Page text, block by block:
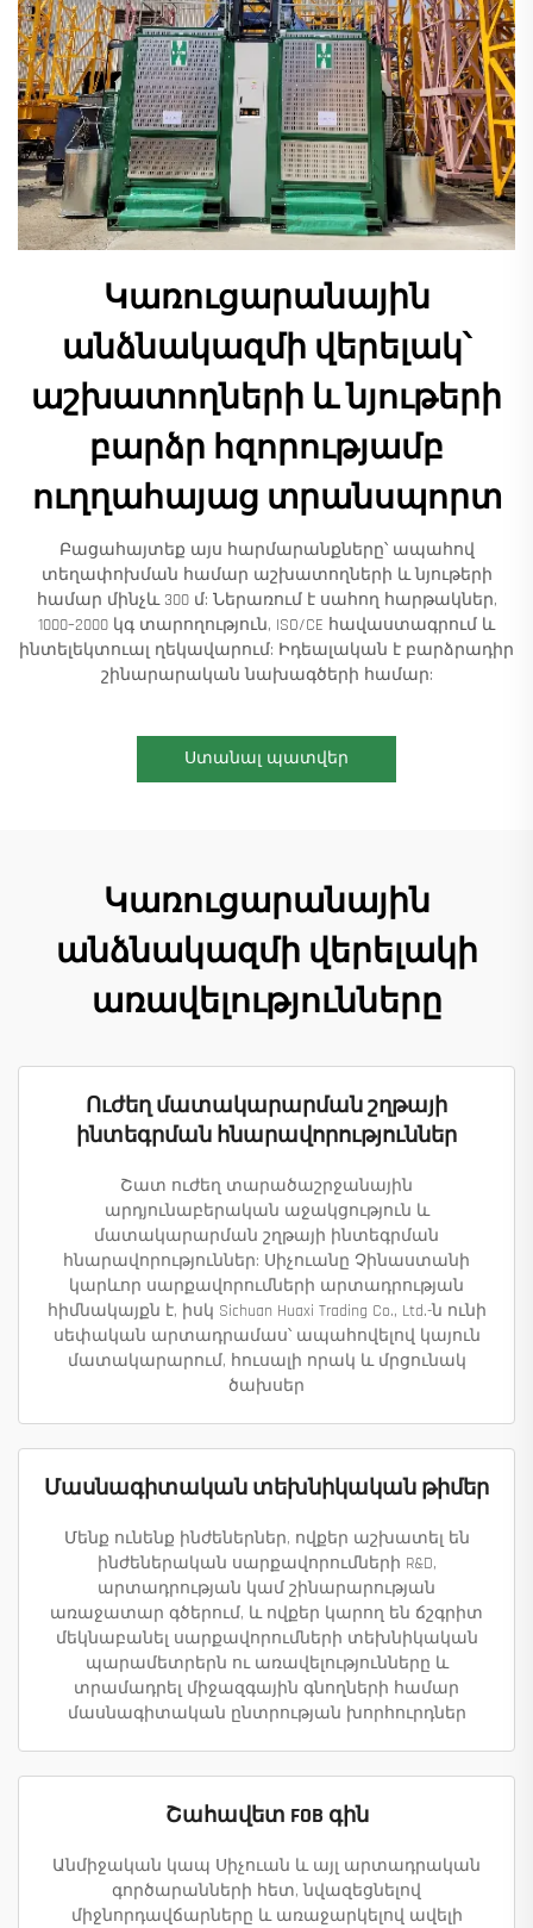
Կառուցարանային
անձնակազմի վերելակ՝
աշխատողների և նյութերի
բարձր հզորությամբ
ուղղահայաց տրանսպորտ
Բացահայտեք այս հարմարանքները՝ ապահով
տեղափոխման համար աշխատողների և նյութերի
համար մինչև 300 մ: Ներառում է սահող հարթակներ,
1000–2000 կգ տարողություն, ISO/CE հավաստագրում և
ինտելեկտուալ ղեկավարում: Իդեալական է բարձրադիր
շինարարական նախագծերի համար:
Ստանալ պատվեր
Կառուցարանային
անձնակազմի վերելակի
առավելությունները
Ուժեղ մատակարարման շղթայի
ինտեգրման հնարավորություններ
Շատ ուժեղ տարածաշրջանային
արդյունաբերական աջակցություն և
մատակարարման շղթայի ինտեգրման
հնարավորություններ: Սիչուանը Չինաստանի
կարևոր սարքավորումների արտադրության
հիմնակայքն է, իսկ Sichuan Huaxi Trading Co., Ltd.-ն ունի
սեփական արտադրամաս՝ ապահովելով կայուն
մատակարարում, հուսալի որակ և մրցունակ
ծախսեր
Մասնագիտական տեխնիկական թիմեր
Մենք ունենք ինժեներներ, ովքեր աշխատել են
ինժեներական սարքավորումների R&D,
արտադրության կամ շինարարության
առաջատար գծերում, և ովքեր կարող են ճշգրիտ
մեկնաբանել սարքավորումների տեխնիկական
պարամետրերն ու առավելությունները և
տրամադրել միջազգային գնողների համար
մասնագիտական ընտրության խորհուրդներ
Շահավետ FOB գին
Անմիջական կապ Սիչուան և այլ արտադրական
գործարանների հետ, նվազեցնելով
միջնորդավճարները և առաջարկելով ավելի